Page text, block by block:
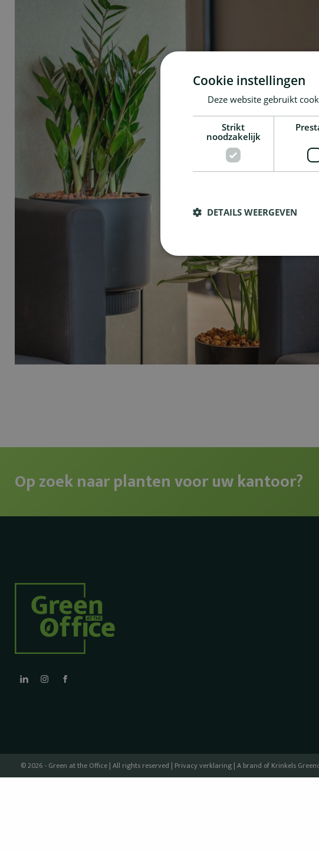
Op zoek naar planten voor uw kantoor?
© 2026 - Green at the Office | All rights reserved | Privacy verklaring | A brand of Krinkels
Cookie instellingen
Deze website gebruikt
Strikt
noodzakelijk
DETAILS WEERGEVEN